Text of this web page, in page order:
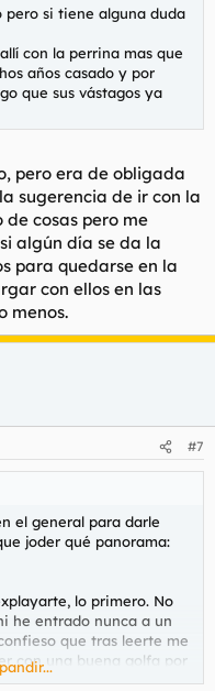
pero si tiene alguna duda
con la perrina mas que
años casado y por
que sus vástagos ya
pero era de obligada
sugerencia de ir con la
de cosas pero me
algún día se da la
para quedarse en la
con ellos en las
menos.
#7
el general para darle
joder qué panorama:
lo primero. No
he entrado nunca a un
que tras leerte me
con una buena golfa por